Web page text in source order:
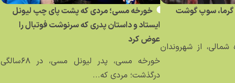
گرما، سوپ گوشت
از شهروندان
خورخه مسی؛ مردی که پشت پای چپ لیونل
ایستاد و داستان پدری که سرنوشت فوتبال را
عوض کرد
خورخه مسی، پدر لیونل مسی، در ۶۸سالگی
درگذشت؛ مردی که...